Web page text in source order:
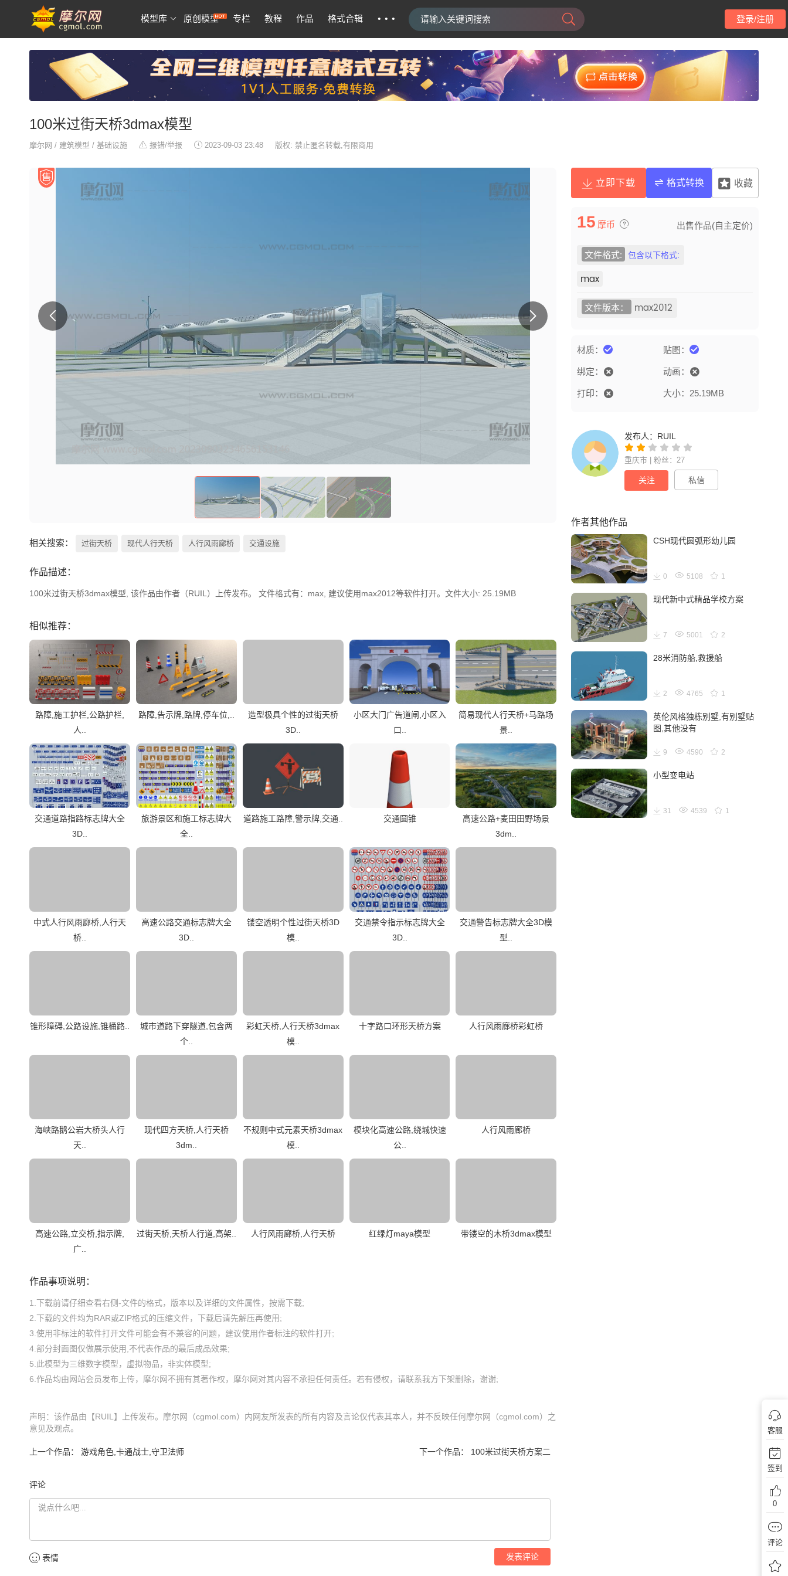
模型库 原创模型 专栏 教程 作品 格式合辑 ··· 登录/注册
100米过街天桥3dmax模型
摩尔网 / 建筑模型 / 基础设施 报错/举报 2023-09-03 23:48 版权: 禁止匿名转载,有限商用
相关搜索： 过街天桥 现代人行天桥 人行风雨廊桥 交通设施
作品描述：
100米过街天桥3dmax模型, 该作品由作者（RUIL）上传发布。 文件格式有：max, 建议使用max2012等软件打开。文件大小: 25.19MB
相似推荐：
路障,施工护栏,公路护栏,
人..
路障,告示牌,路牌,停车位,..
造型极具个性的过街天桥
3D..
小区大门广告道闸,小区入
口..
简易现代人行天桥+马路场
景..
交通道路指路标志牌大全
3D..
旅游景区和施工标志牌大
全..
道路施工路障,警示牌,交通.. 交通圆锥
高速公路+麦田田野场景
3dm..
中式人行风雨廊桥,人行天
桥..
高速公路交通标志牌大全
3D..
镂空透明个性过街天桥3D
模..
交通禁令指示标志牌大全
3D..
交通警告标志牌大全3D模
型..
锥形障碍,公路设施,锥桶路..
城市道路下穿隧道,包含两
个..
彩虹天桥,人行天桥3dmax
模..
十字路口环形天桥方案 人行风雨廊桥彩虹桥
海峡路鹅公岩大桥头人行
天..
现代四方天桥,人行天桥
3dm..
不规则中式元素天桥3dmax
模..
模块化高速公路,绕城快速
公..
人行风雨廊桥
高速公路,立交桥,指示牌,
广..
过街天桥,天桥人行道,高架.. 人行风雨廊桥,人行天桥 红绿灯maya模型 带镂空的木桥3dmax模型
作品事项说明：
1.下载前请仔细查看右侧-文件的格式，版本以及详细的文件属性，按需下载;
2.下载的文件均为RAR或ZIP格式的压缩文件，下载后请先解压再使用;
3.使用非标注的软件打开文件可能会有不兼容的问题，建议使用作者标注的软件打开;
4.部分封面图仅做展示使用,不代表作品的最后成品效果;
5.此模型为三维数字模型，虚拟物品，非实体模型;
声明：该作品由【RUIL】上传发布。摩尔网（cgmol.com）内网友所发表的所有内容及言论仅代表其本人，并不反映任何摩尔网（cgmol.com）之
意见及观点。
上一个作品： 游戏角色,卡通战士,守卫法师 下一个作品： 100米过街天桥方案二
评论
发表评论
表情
立即下载 格式转换 收藏
15 摩币 出售作品(自主定价)
文件格式: 包含以下格式:
max
文件版本： max2012
材质： 贴图：
绑定： 动画：
打印： 大小：25.19MB
发布人： RUIL
重庆市 | 粉丝：27
关注 私信
作者其他作品
CSH现代圆弧形幼儿园
0 5108 1
现代新中式精品学校方案
7 5001 2
28米消防船,救援船
2 4765 1
英伦风格独栋别墅,有别墅贴
图,其他没有
9 4590 2
小型变电站
31 4539 1
客服
签到
0
评论